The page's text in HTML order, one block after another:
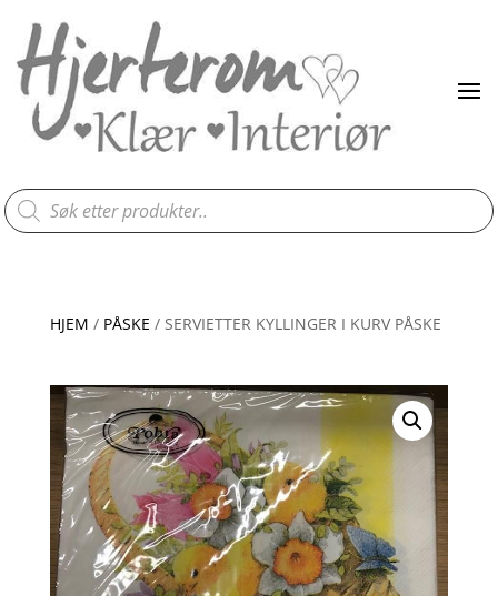
Products
search
HJEM / PÅSKE / SERVIETTER KYLLINGER I KURV PÅSKE